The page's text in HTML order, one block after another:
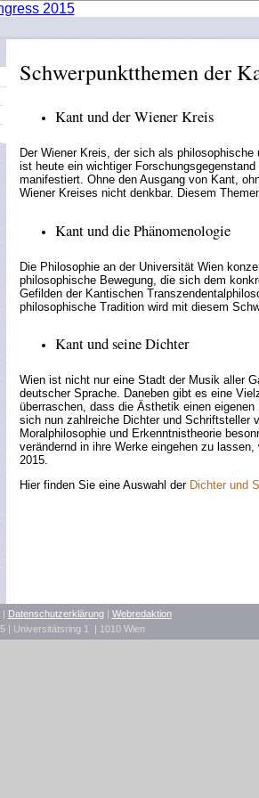
2015
Schwerpunktthemen der
Kant und der Wiener Kreis
Der Wiener Kreis, der sich als
ist heute ein wichtiger
manifestiert. Ohne den Ausgang von Kant,
Wiener Kreises nicht denkbar. Diesem
Kant und die Phänomenologie
Die Philosophie an der Universität Wien
philosophische Bewegung, die sich dem
Gefilden der Kantischen
philosophische Tradition wird mit diesem
Kant und seine Dichter
Wien ist nicht nur eine Stadt der Musik aller
deutscher Sprache. Daneben gibt es eine
überraschen, dass die Ästhetik einen
sich nun zahlreiche Dichter und Schriftsteller
Moralphilosophie und Erkenntnistheorie
verändernd in ihre Werke eingehen zu
2015.
Hier finden Sie eine Auswahl der Dichter und
| Datenschutzerklärung| Webredaktion
| Universitätsring 1 | 1010 Wien